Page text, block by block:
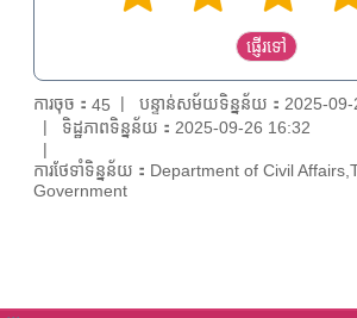
ការចុច： 45
បន្ទាន់សម័យទិន្នន័យ：2025-09-
ទិដ្ឋភាពទិន្នន័យ：2025-09-26 16:32
ការថែទាំទិន្នន័យ：Department of Civil
Government